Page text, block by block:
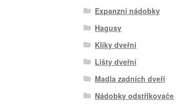
Expanzní nádobky
Hagusy
Kliky dveřní
Lišty dveřní
Madla zadních dveří
Nádobky odstřikovače